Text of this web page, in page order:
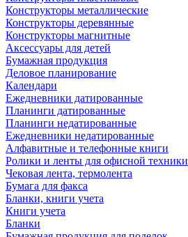
Конструкторы металлические
Конструкторы деревянные
Конструкторы магнитные
Аксессуары для детей
Бумажная продукция
Деловое планирование
Календари
Ежедневники датированные
Планинги датированные
Планинги недатированные
Ежедневники недатированные
Алфавитные и телефонные книги
Ролики и ленты для офисной техники
Чековая лента, термолента
Бумага для факса
Бланки, книги учета
Книги учета
Бланки